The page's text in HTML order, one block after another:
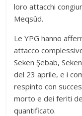
loro attacchi
Meqsûd.
Le YPG hanno
attacco
Seken Şebab,
del 23 aprile, e i
respinto con
morto e dei feriti
quantificato.